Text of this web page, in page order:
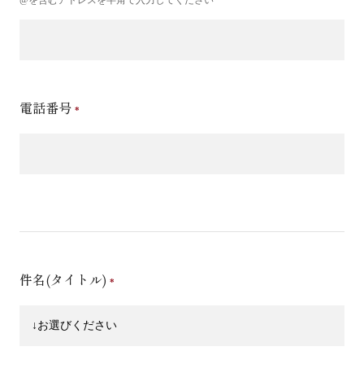
電話番号
件名(タイトル)